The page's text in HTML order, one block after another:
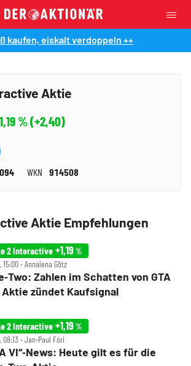
kaufen, eiskalt verdoppeln ++
Aktie
% (+2,40)
WKN 914508
Aktie Empfehlungen
2 Interactive +1,19%
15:00 ‧ Annalena Götz
Zahlen im Schatten von GTA
Aktie zündet Kaufsignal
2 Interactive +1,19%
08:13 ‧ Jan-Paul Fóri
VI“‑News: Heute gilt es für die